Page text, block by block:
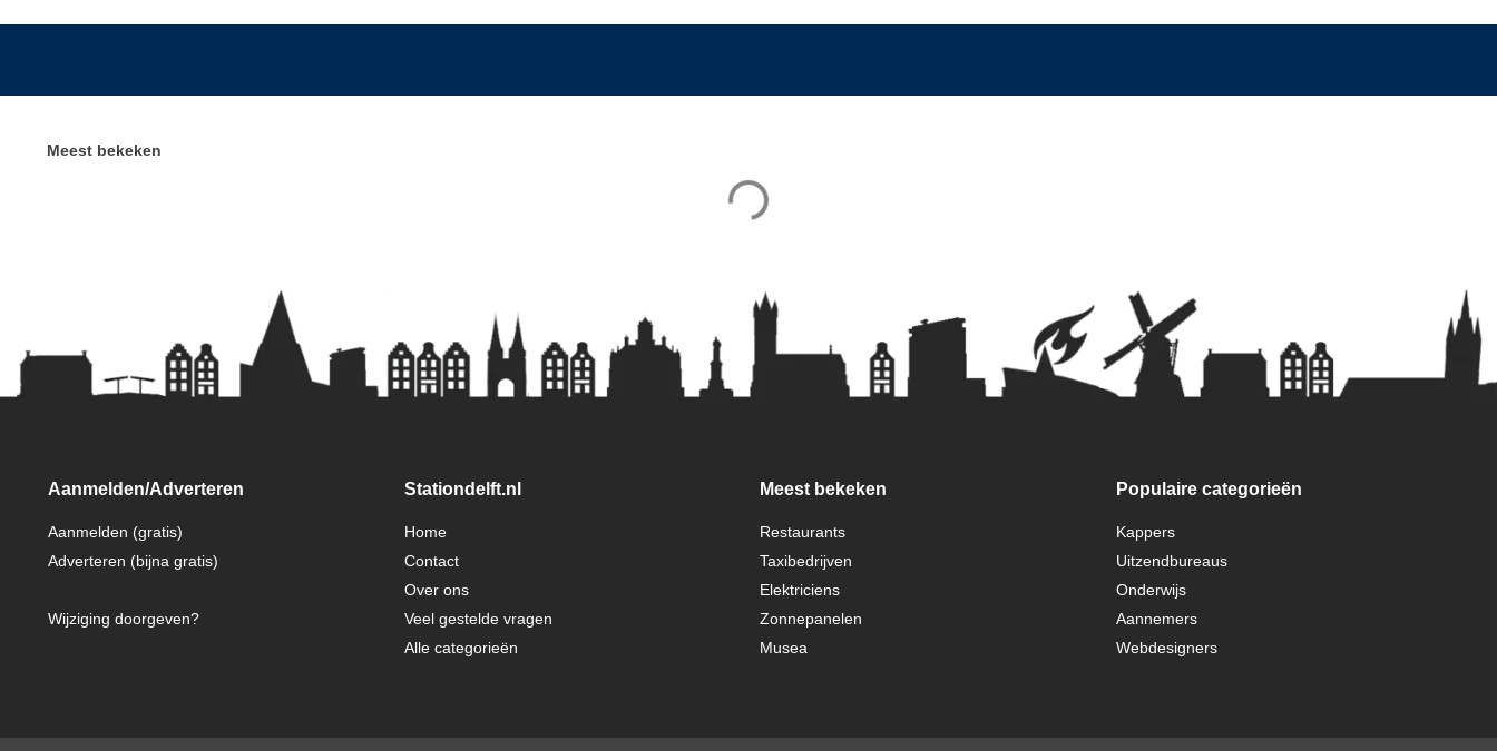
Meest bekeken
Aanmelden/Adverteren
Aanmelden (gratis)
Adverteren (bijna gratis)
Wijziging doorgeven?
Stationdelft.nl
Home
Contact
Over ons
Veel gestelde vragen
Alle categorieën
Meest bekeken
Restaurants
Taxibedrijven
Elektriciens
Zonnepanelen
Musea
Populaire categorieën
Kappers
Uitzendbureaus
Onderwijs
Aannemers
Webdesigners